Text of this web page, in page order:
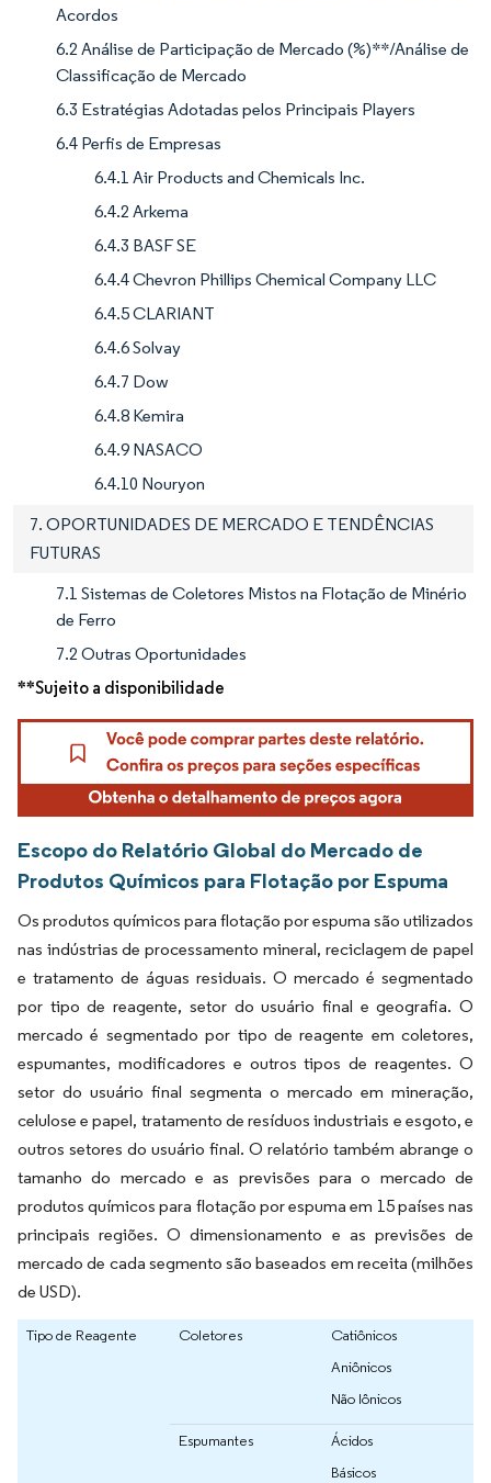
Acordos
6.2 Análise de Participação de Mercado (%)**/Análise de
Classificação de Mercado
6.3 Estratégias Adotadas pelos Principais Players
6.4 Perfis de Empresas
6.4.1 Air Products and Chemicals Inc.
6.4.2 Arkema
6.4.3 BASF SE
6.4.4 Chevron Phillips Chemical Company LLC
6.4.5 CLARIANT
6.4.6 Solvay
6.4.7 Dow
6.4.8 Kemira
6.4.9 NASACO
6.4.10 Nouryon
7. OPORTUNIDADES DE MERCADO E TENDÊNCIAS
FUTURAS
7.1 Sistemas de Coletores Mistos na Flotação de Minério
de Ferro
7.2 Outras Oportunidades
**Sujeito a disponibilidade
Escopo do Relatório Global do Mercado de
Produtos Químicos para Flotação por Espuma
Os produtos químicos para flotação por espuma são utilizados
nas indústrias de processamento mineral, reciclagem de papel
e tratamento de águas residuais. O mercado é segmentado
por tipo de reagente, setor do usuário final e geografia. O
mercado é segmentado por tipo de reagente em coletores,
espumantes, modificadores e outros tipos de reagentes. O
setor do usuário final segmenta o mercado em mineração,
celulose e papel, tratamento de resíduos industriais e esgoto, e
outros setores do usuário final. O relatório também abrange o
tamanho do mercado e as previsões para o mercado de
produtos químicos para flotação por espuma em 15 países nas
principais regiões. O dimensionamento e as previsões de
mercado de cada segmento são baseados em receita (milhões
de USD).
Tipo de Reagente Coletores
Catiônicos
Aniônicos
Não Iônicos
Espumantes
Ácidos
Básicos